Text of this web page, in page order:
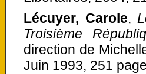
Lécuyer, Carole,
Troisième
direction de
Juin 1993, 251